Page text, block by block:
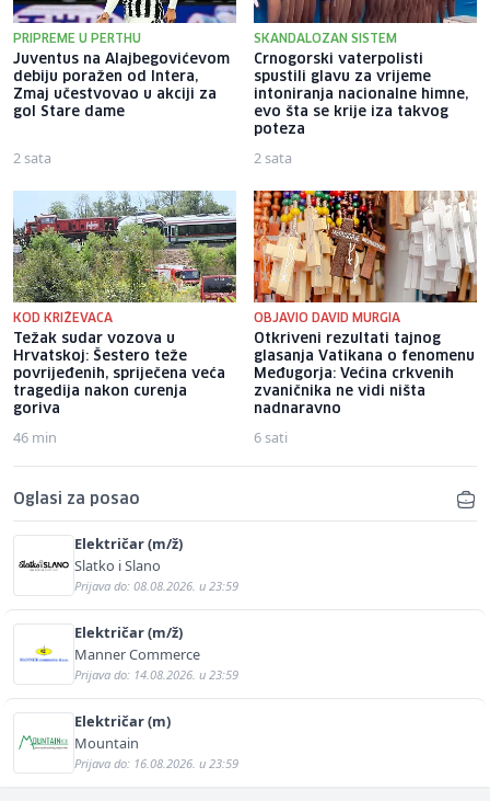
PRIPREME U PERTHU
Juventus na Alajbegovićevom
debiju poražen od Intera,
Zmaj učestvovao u akciji za
gol Stare dame
2 sata
SKANDALOZAN SISTEM
Crnogorski vaterpolisti
spustili glavu za vrijeme
intoniranja nacionalne himne,
evo šta se krije iza takvog
poteza
2 sata
KOD KRIŽEVACA
Težak sudar vozova u
Hrvatskoj: Šestero teže
povrijeđenih, spriječena veća
tragedija nakon curenja
goriva
46 min
OBJAVIO DAVID MURGIA
Otkriveni rezultati tajnog
glasanja Vatikana o fenomenu
Međugorja: Većina crkvenih
zvaničnika ne vidi ništa
nadnaravno
6 sati
Oglasi za posao
Električar (m/ž)
Slatko i Slano
Prijava do: 08.08.2026. u 23:59
Električar (m/ž)
Manner Commerce
Prijava do: 14.08.2026. u 23:59
Električar (m)
Mountain
Prijava do: 16.08.2026. u 23:59